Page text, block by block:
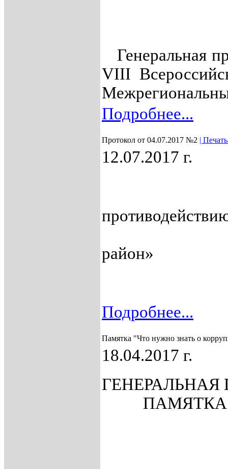
Генеральная
VIII
Подробнее...
Протокол от 04.07.2017 №2 |
12.07.2017 г.
район»
Подробнее...
Памятка "Что нужно знать о
18.04.2017 г.
ГЕНЕРАЛЬНАЯ
ПАМЯТКА